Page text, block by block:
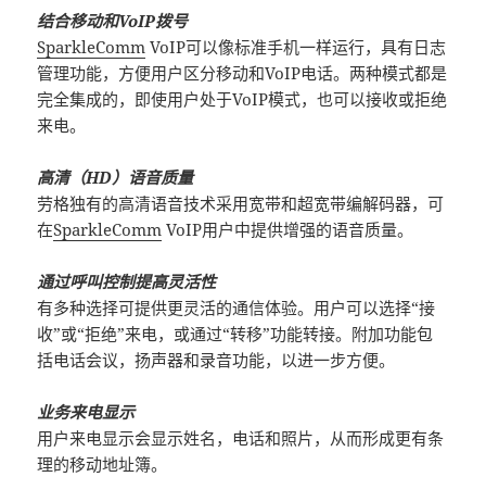
结合移动和VoIP拨号
SparkleComm VoIP可以像标准手机一样运行，具有日志
管理功能，方便用户区分移动和VoIP电话。两种模式都是
完全集成的，即使用户处于VoIP模式，也可以接收或拒绝
来电。
高清（HD）语音质量
劳格独有的高清语音技术采用宽带和超宽带编解码器，可
在SparkleComm VoIP用户中提供增强的语音质量。
通过呼叫控制提高灵活性
有多种选择可提供更灵活的通信体验。用户可以选择“接
收”或“拒绝”来电，或通过“转移”功能转接。附加功能包
括电话会议，扬声器和录音功能，以进一步方便。
业务来电显示
用户来电显示会显示姓名，电话和照片，从而形成更有条
理的移动地址簿。